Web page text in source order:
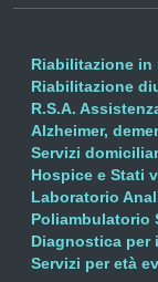
Riabilitazione in
Riabilitazione
R.S.A.
Alzheimer,
Servizi
Hospice e Stati
Laboratorio
Poliambulatorio
Diagnostica per
Servizi per età